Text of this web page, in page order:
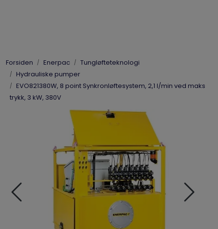
Forsiden Enerpac
Tungløfteteknologi
Hydrauliske pumper
EVO821380W, 8 point Synkronløftesystem, 2,1 l/min ved maks
trykk, 3 kW, 380V
Enerpac
Hydraulikk
Vis priser inkl. mva.